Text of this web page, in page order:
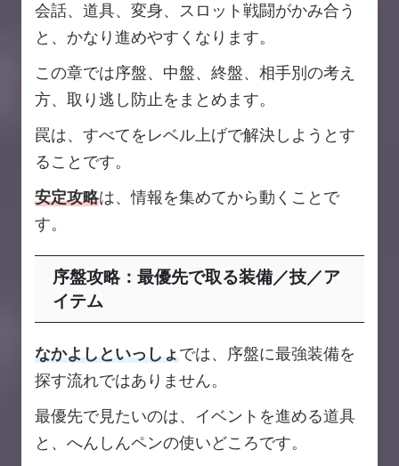
会話、道具、変身、スロット戦闘がかみ合う
と、かなり進めやすくなります。
この章では序盤、中盤、終盤、相手別の考え
方、取り逃し防止をまとめます。
罠は、すべてをレベル上げで解決しようとす
ることです。
安定攻略は、情報を集めてから動くことで
す。
序盤攻略：最優先で取る装備／技／ア
イテム
なかよしといっしょでは、序盤に最強装備を
探す流れではありません。
最優先で見たいのは、イベントを進める道具
と、へんしんペンの使いどころです。